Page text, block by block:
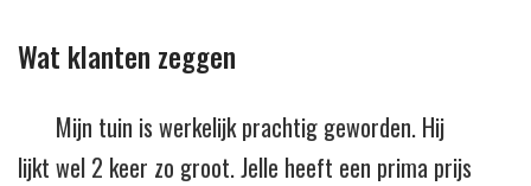
Wat klanten zeggen
Mijn tuin is werkelijk prachtig geworden. Hij
lijkt wel 2 keer zo groot. Jelle heeft een prima prijs